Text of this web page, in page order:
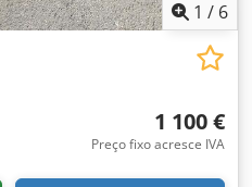
1 / 6
1 100 €
Preço fixo acresce IVA